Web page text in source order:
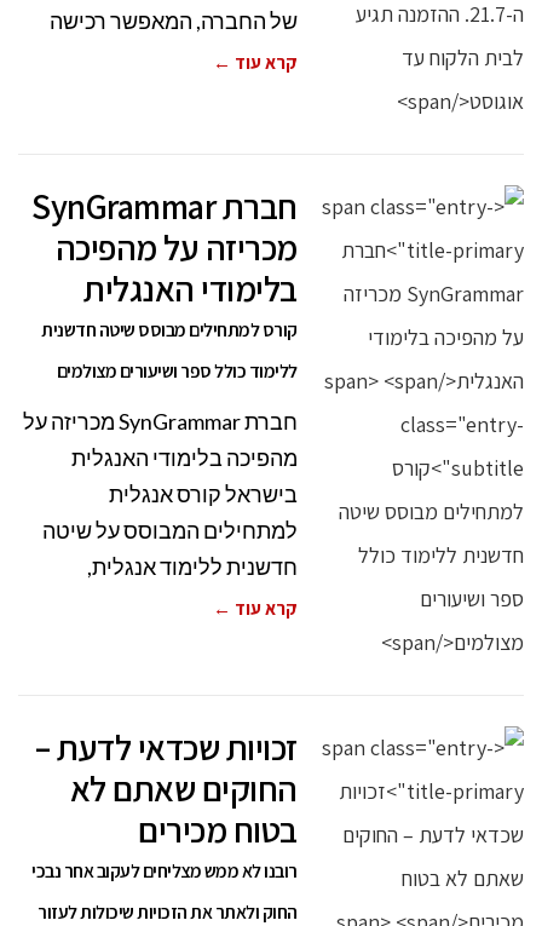
של החברה, המאפשר רכישה
קרא עוד ←
חברת SynGrammar
מכריזה על מהפיכה
בלימודי האנגלית
קורס למתחילים מבוסס שיטה חדשנית
ללימוד כולל ספר ושיעורים מצולמים
חברת SynGrammar מכריזה על
מהפיכה בלימודי האנגלית
בישראל קורס אנגלית
למתחילים המבוסס על שיטה
חדשנית ללימוד אנגלית,
קרא עוד ←
זכויות שכדאי לדעת –
החוקים שאתם לא
בטוח מכירים
רובנו לא ממש מצליחים לעקוב אחר נבכי
החוק ולאתר את הזכויות שיכולות לעזור